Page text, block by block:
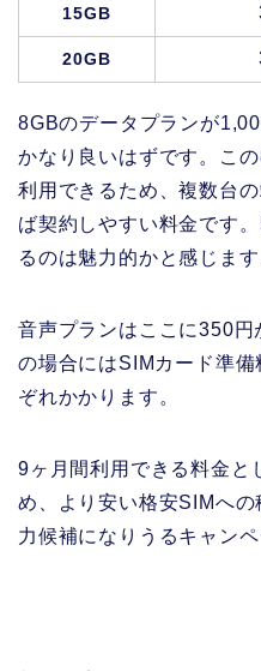
15GB
20GB
8GBのデータプランが
かなり良いはずです。こ
利用できるため、複数台
ば契約しやすい料金です
るのは魅力的かと感じます
音声プランはここに350円
の場合にはSIMカード準
ぞれかかります。
9ヶ月間利用できる料金と
め、より安い格安SIMへ
力候補になりうるキャン